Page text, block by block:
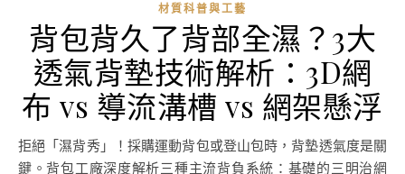
材質科普與工藝
背包背久了背部全濕？3大
透氣背墊技術解析：3D網
布 vs 導流溝槽 vs 網架懸浮
拒絕「濕背秀」！採購運動背包或登山包時，背墊透氣度是關
鍵。背包工廠深度解析三種主流背負系統：基礎的三明治網